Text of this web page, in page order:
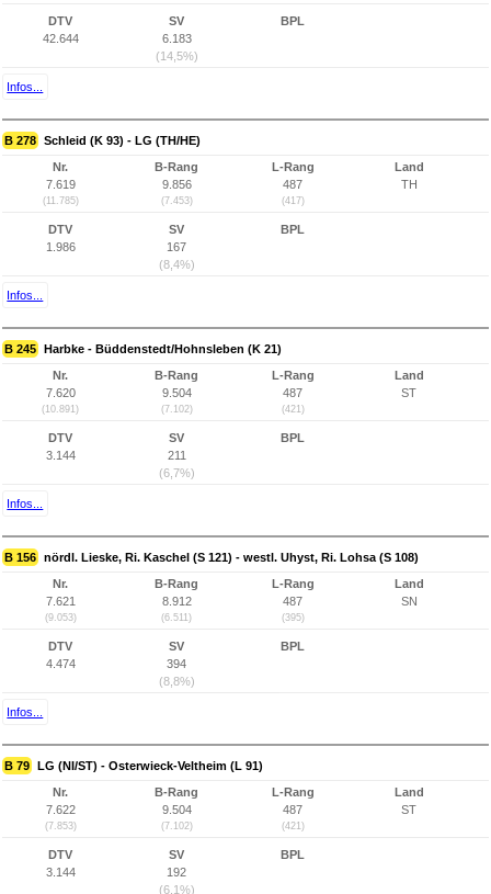
DTV
42.644
SV
6.183
(14,5%)
BPL
Infos...
B 278 Schleid (K 93) - LG (TH/HE)
Nr.
7.619
(11.785)
B-Rang
9.856
(7.453)
L-Rang
487
(417)
Land
TH
DTV
1.986
SV
167
(8,4%)
BPL
Infos...
B 245 Harbke - Büddenstedt/Hohnsleben (K 21)
Nr.
7.620
(10.891)
B-Rang
9.504
(7.102)
L-Rang
487
(421)
Land
ST
DTV
3.144
SV
211
(6,7%)
BPL
Infos...
B 156 nördl. Lieske, Ri. Kaschel (S 121) - westl. Uhyst, Ri. Lohsa (S 108)
Nr.
7.621
(9.053)
B-Rang
8.912
(6.511)
L-Rang
487
(395)
Land
SN
DTV
4.474
SV
394
(8,8%)
BPL
Infos...
B 79 LG (NI/ST) - Osterwieck-Veltheim (L 91)
Nr.
7.622
(7.853)
B-Rang
9.504
(7.102)
L-Rang
487
(421)
Land
ST
DTV
3.144
SV
192
(6,1%)
BPL